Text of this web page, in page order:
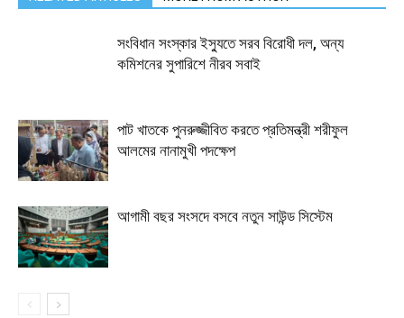
সংবিধান সংস্কার ইস্যুতে সরব বিরোধী দল, অন্য
কমিশনের সুপারিশে নীরব সবাই
পাট খাতকে পুনরুজ্জীবিত করতে প্রতিমন্ত্রী শরীফুল
আলমের নানামুখী পদক্ষেপ
আগামী বছর সংসদে বসবে নতুন সাউন্ড সিস্টেম